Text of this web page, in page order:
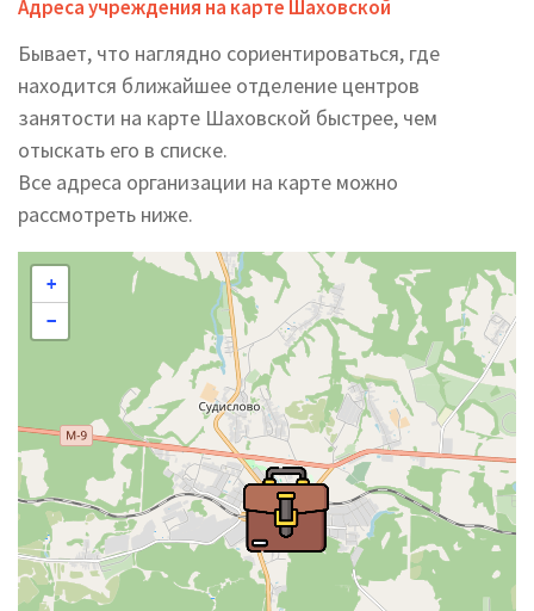
Адреса учреждения на карте Шаховской
Бывает, что наглядно сориентироваться, где
находится ближайшее отделение центров
занятости на карте Шаховской быстрее, чем
отыскать его в списке.
Все адреса организации на карте можно
рассмотреть ниже.
+
−